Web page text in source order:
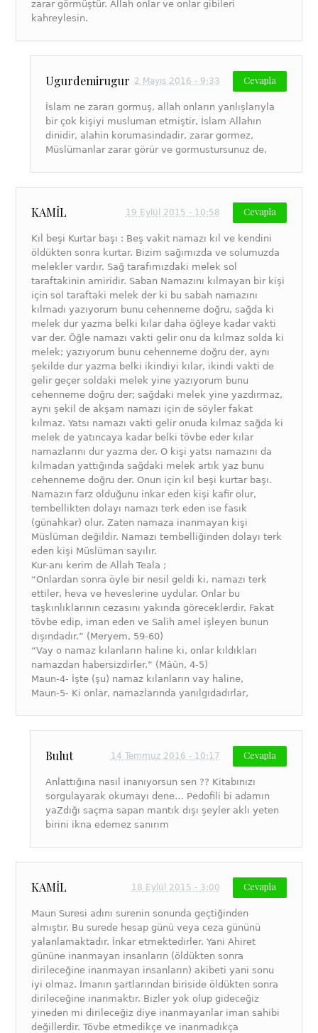
zarar görmüştür. Allah onlar ve onlar gibileri
kahreylesin.
Ugurdemirugur Cevapla
2 Mayıs 2016 - 9:33
İslam ne zararı gormuş, allah onların yanlışlarıyla
bir çok kişiyi musluman etmiştir, İslam Allahın
dinidir, alahin korumasindadir, zarar gormez,
Müslümanlar zarar görür ve gormustursunuz de,
KAMİL Cevapla
19 Eylül 2015 - 10:58
Kıl beşi Kurtar başı : Beş vakit namazı kıl ve kendini
öldükten sonra kurtar. Bizim sağımızda ve solumuzda
melekler vardır. Sağ tarafımızdaki melek sol
taraftakinin amiridir. Saban Namazını kılmayan bir kişi
için sol taraftaki melek der ki bu sabah namazını
kılmadı yazıyorum bunu cehenneme doğru, sağda ki
melek dur yazma belki kılar daha öğleye kadar vakti
var der. Öğle namazı vakti gelir onu da kılmaz solda ki
melek; yazıyorum bunu cehenneme doğru der, aynı
şekilde dur yazma belki ikindiyi kılar, ikindi vakti de
gelir geçer soldaki melek yine yazıyorum bunu
cehenneme doğru der; sağdaki melek yine yazdırmaz,
aynı şekil de akşam namazı için de söyler fakat
kılmaz. Yatsı namazı vakti gelir onuda kılmaz sağda ki
melek de yatıncaya kadar belki tövbe eder kılar
namazlarını dur yazma der. O kişi yatsı namazını da
kılmadan yattığında sağdaki melek artık yaz bunu
cehenneme doğru der. Onun için kıl beşi kurtar başı.
Namazın farz olduğunu inkar eden kişi kafir olur,
tembellikten dolayı namazı terk eden ise fasık
(günahkar) olur. Zaten namaza inanmayan kişi
Müslüman değildir. Namazı tembelliğinden dolayı terk
eden kişi Müslüman sayılır.
Kur-anı kerim de Allah Teala ;
“Onlardan sonra öyle bir nesil geldi ki, namazı terk
ettiler, heva ve heveslerine uydular. Onlar bu
taşkınlıklarının cezasını yakında göreceklerdir. Fakat
tövbe edip, iman eden ve Salih amel işleyen bunun
dışındadır.” (Meryem, 59-60)
“Vay o namaz kılanların haline ki, onlar kıldıkları
namazdan habersizdirler.” (Mâûn, 4-5)
Maun-4- İşte (şu) namaz kılanların vay haline,
Maun-5- Ki onlar, namazlarında yanılgıdadırlar,
Bulut Cevapla
14 Temmuz 2016 - 10:17
Anlattığına nasıl inanıyorsun sen ?? Kitabınızı
sorgulayarak okumayı dene… Pedofili bi adamın
yaZdığı saçma sapan mantık dışı şeyler aklı yeten
birini ikna edemez sanırım
KAMİL Cevapla
18 Eylül 2015 - 3:00
Maun Suresi adını surenin sonunda geçtiğinden
almıştır. Bu surede hesap günü veya ceza gününü
yalanlamaktadır. İnkar etmektedirler. Yani Ahiret
gününe inanmayan insanların (öldükten sonra
dirileceğine inanmayan insanların) akibeti yani sonu
iyi olmaz. İmanın şartlarından biriside öldükten sonra
dirileceğine inanmaktır. Bizler yok olup gideceğiz
yineden mi dirileceğiz diye inanmayanlar iman sahibi
değillerdir. Tövbe etmedikçe ve inanmadıkça